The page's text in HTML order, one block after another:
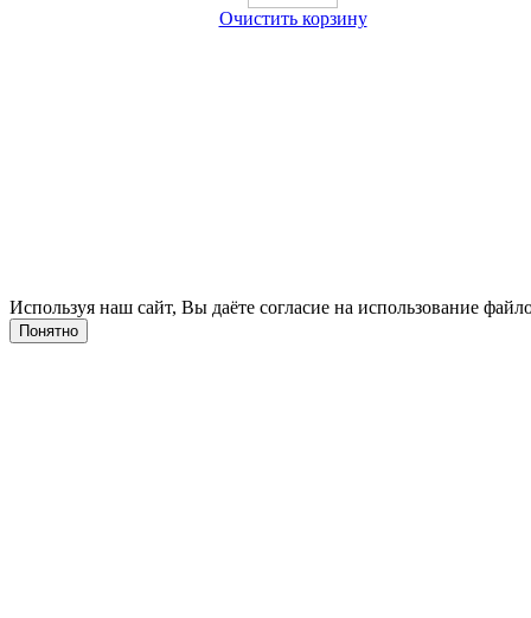
Очистить корзину
Используя наш сайт, Вы даёте согласие на использование
Понятно